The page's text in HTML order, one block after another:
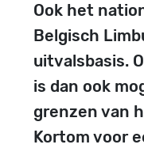
Ook het
Belgisch
uitvalsbasis.
is dan ook
grenzen van
Kortom voor